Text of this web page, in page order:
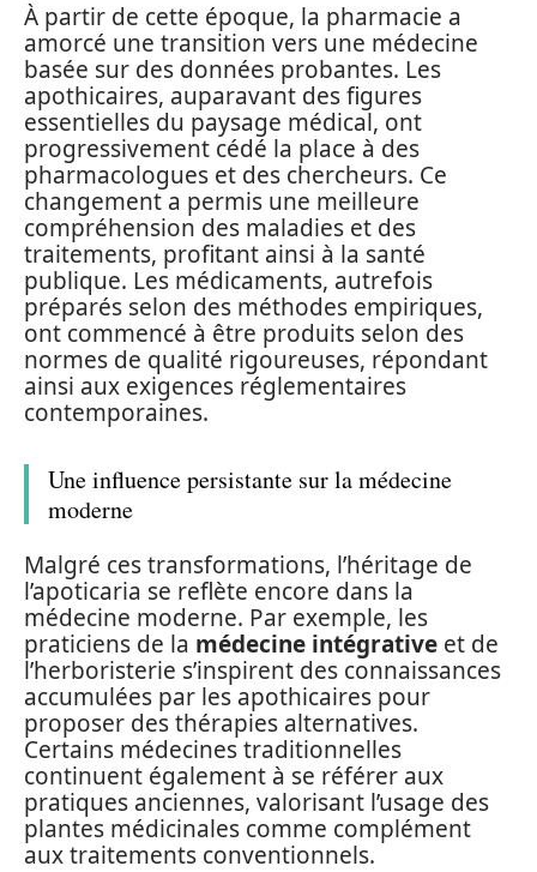
À partir de cette époque, la pharmacie a
amorcé une transition vers une médecine
basée sur des données probantes. Les
apothicaires, auparavant des figures
essentielles du paysage médical, ont
progressivement cédé la place à des
pharmacologues et des chercheurs. Ce
changement a permis une meilleure
compréhension des maladies et des
traitements, profitant ainsi à la santé
publique. Les médicaments, autrefois
préparés selon des méthodes empiriques,
ont commencé à être produits selon des
normes de qualité rigoureuses, répondant
ainsi aux exigences réglementaires
contemporaines.
Une influence persistante sur la médecine
moderne
Malgré ces transformations, l’héritage de
l’apoticaria se reflète encore dans la
médecine moderne. Par exemple, les
praticiens de la médecine intégrative et de
l’herboristerie s’inspirent des connaissances
accumulées par les apothicaires pour
proposer des thérapies alternatives.
Certains médecines traditionnelles
continuent également à se référer aux
pratiques anciennes, valorisant l’usage des
plantes médicinales comme complément
aux traitements conventionnels.